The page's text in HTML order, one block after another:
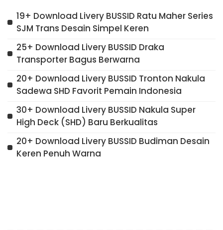
19+ Download Livery BUSSID Ratu Maher Series
SJM Trans Desain Simpel Keren
25+ Download Livery BUSSID Draka
Transporter Bagus Berwarna
20+ Download Livery BUSSID Tronton Nakula
Sadewa SHD Favorit Pemain Indonesia
30+ Download Livery BUSSID Nakula Super
High Deck (SHD) Baru Berkualitas
20+ Download Livery BUSSID Budiman Desain
Keren Penuh Warna